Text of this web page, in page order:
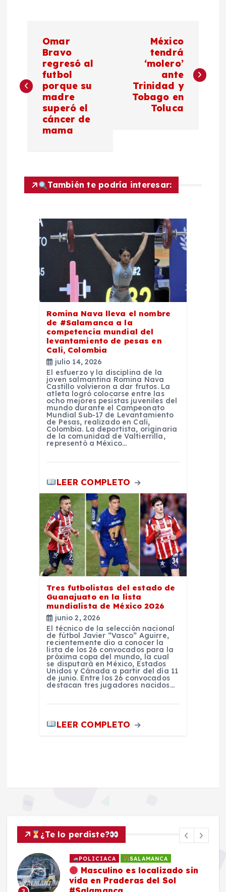
v
c
Omar
Bravo
regresó al
futbol
porque su
madre
superó el
cáncer de
mama
México
tendrá
‘molero’
ante
Trinidad y
Tobago en
Toluca
También te podría interesar:
Romina Nava lleva el nombre
de #Salamanca a la
competencia mundial del
levantamiento de pesas en
Cali, Colombia
julio 14, 2026
El esfuerzo y la disciplina de la
joven salmantina Romina Nava
Castillo volvieron a dar frutos. La
atleta logró colocarse entre las
ocho mejores pesistas juveniles del
mundo durante el Campeonato
Mundial Sub-17 de Levantamiento
de Pesas, realizado en Cali,
Colombia. La deportista, originaria
de la comunidad de Valtierrilla,
representó a México…
LEER COMPLETO
Tres futbolistas del estado de
Guanajuato en la lista
mundialista de México 2026
junio 2, 2026
El técnico de la selección nacional
de fútbol Javier “Vasco” Aguirre,
recientemente dio a conocer la
lista de los 26 convocados para la
próxima copa del mundo, la cual
se disputará en México, Estados
Unidos y Cánada a partir del día 11
de junio. Entre los 26 convocados
destacan tres jugadores nacidos…
LEER COMPLETO
¿Te lo perdiste?
SALAMANCA
Familia de Daniel Flores
continúa en su búsqueda y pide